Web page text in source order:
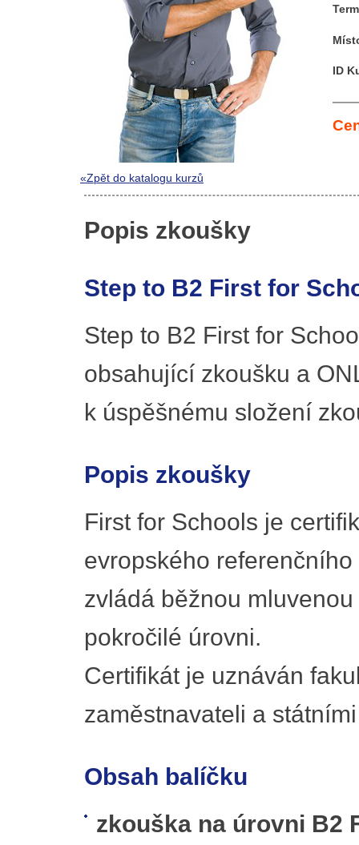
ID
«Zpět do katalogu kurzů
Popis zkoušky
Step to B2 First for
Step to B2 First for
obsahující zkoušku a
k úspěšnému složení
Popis zkoušky
First for Schools je
evropského
zvládá běžnou
pokročilé úrovni.
Certifikát je uznáván
zaměstnavateli a
Obsah balíčku
zkouška na úrovni B2